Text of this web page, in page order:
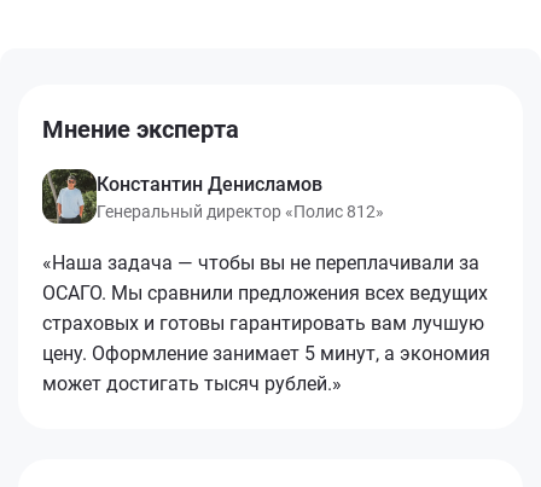
Мнение эксперта
Константин Денисламов
Генеральный директор «Полис 812»
«Наша задача — чтобы вы не переплачивали за
ОСАГО. Мы сравнили предложения всех ведущих
страховых и готовы гарантировать вам лучшую
цену. Оформление занимает 5 минут, а экономия
может достигать тысяч рублей.»